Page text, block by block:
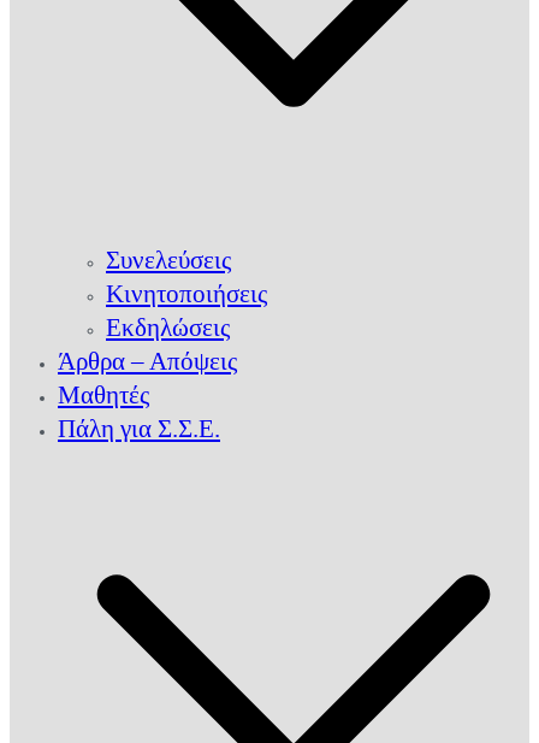
Συνελεύσεις
Κινητοποιήσεις
Εκδηλώσεις
Άρθρα – Απόψεις
Μαθητές
Πάλη για Σ.Σ.Ε.